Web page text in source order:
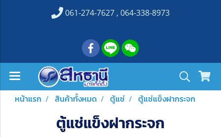
061-274-7627 , 064-338-8973
หน้าแรก สินค้าทั้งหมด ตู้แช่ ตู้แช่แข็งฝากระจก
ตู้แช่แข็งฝากระจก